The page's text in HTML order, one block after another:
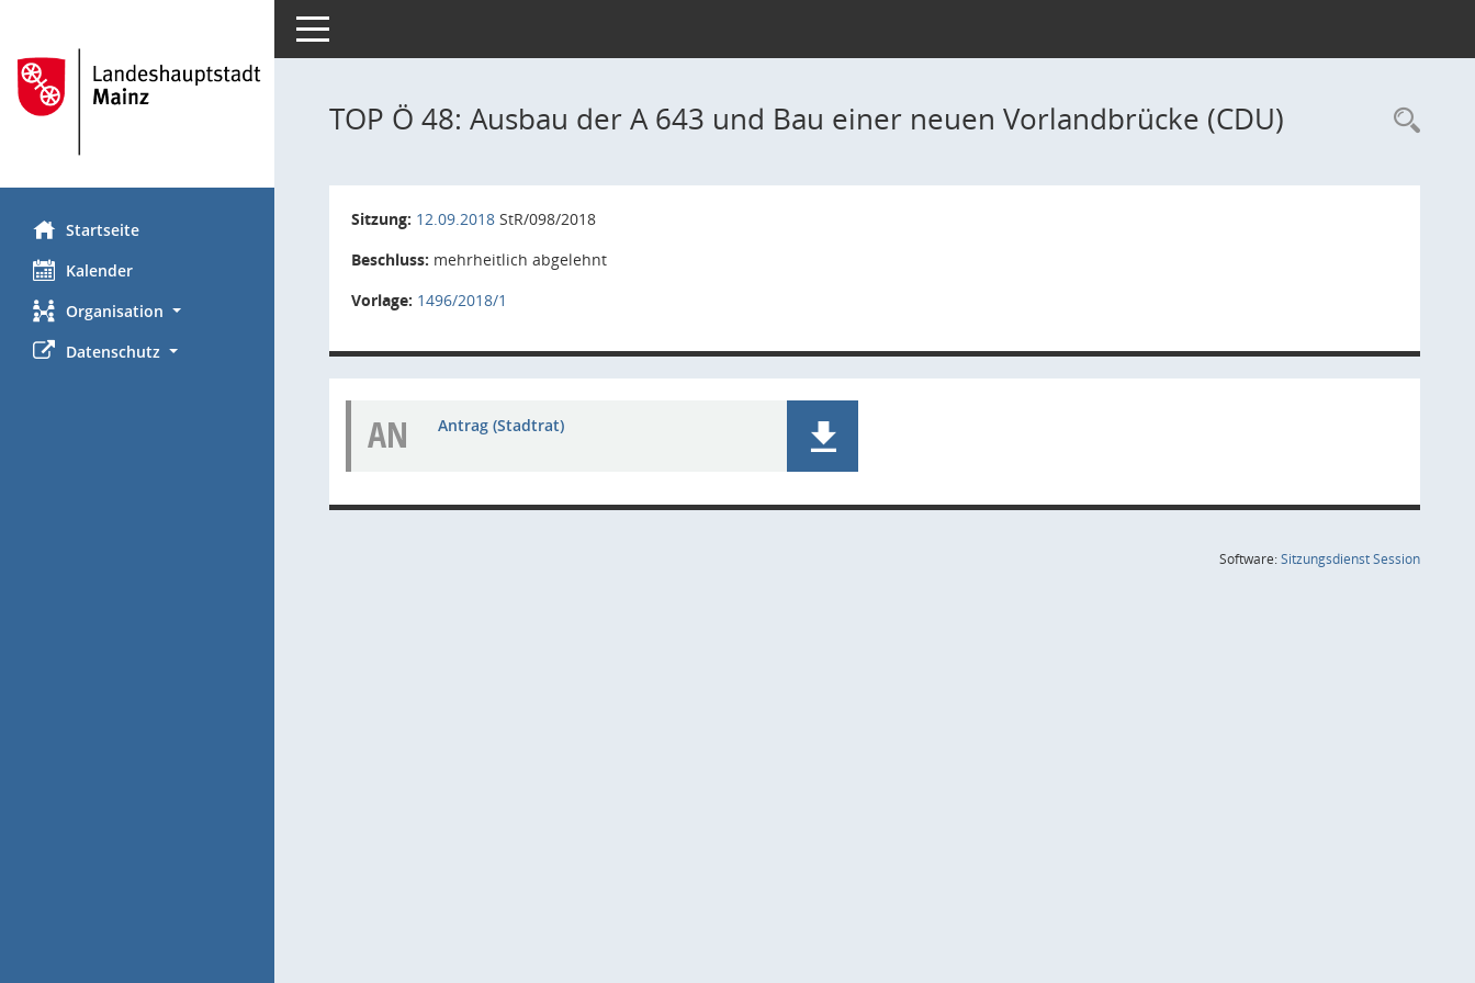
Startseite
Kalender
Organisation
Datenschutz
Toggle navigation
TOP Ö 48: Ausbau der A 643 und Bau einer neuen Vorlandbrücke (CDU)
Sitzung: 12.09.2018 StR/098/2018
Beschluss: mehrheitlich abgelehnt
Vorlage: 1496/2018/1
AN Antrag (Stadtrat)
Software:SitzungsdienstSession(Wird in